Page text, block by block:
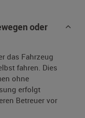
oder
das Fahrzeug
fahren. Dies
ohne
erfolgt
Betreuer vor